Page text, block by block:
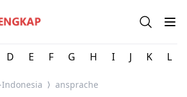
Indonesia - Kamus Bahasa
Open
D E F G H I J K L
Indonesia ⟩ ansprache